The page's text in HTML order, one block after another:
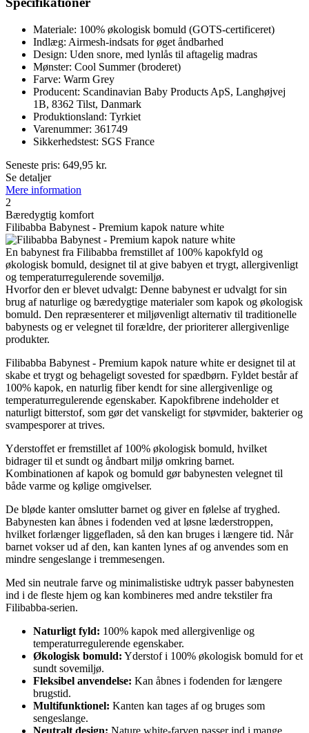
Materiale: 100% økologisk bomuld (GOTS-certificeret)
Indlæg: Airmesh-indsats for øget åndbarhed
Design: Uden snore, med lynlås til aftagelig madras
Mønster: Cool Summer (broderet)
Farve: Warm Grey
Producent: Scandinavian Baby Products ApS, Langhøjvej
1B, 8362 Tilst, Danmark
Produktionsland: Tyrkiet
Varenummer: 361749
Sikkerhedstest: SGS France
Seneste pris: 649,95 kr.
Se detaljer
Mere information
2
Bæredygtig komfort
Filibabba Babynest - Premium kapok nature white
En babynest fra Filibabba fremstillet af 100% kapokfyld og
økologisk bomuld, designet til at give babyen et trygt, allergivenligt
og temperaturregulerende sovemiljø.
Hvorfor den er blevet udvalgt: Denne babynest er udvalgt for sin
brug af naturlige og bæredygtige materialer som kapok og økologisk
bomuld. Den repræsenterer et miljøvenligt alternativ til traditionelle
babynests og er velegnet til forældre, der prioriterer allergivenlige
produkter.
Filibabba Babynest - Premium kapok nature white er designet til at
skabe et trygt og behageligt sovested for spædbørn. Fyldet består af
100% kapok, en naturlig fiber kendt for sine allergivenlige og
temperaturregulerende egenskaber. Kapokfibrene indeholder et
naturligt bitterstof, som gør det vanskeligt for støvmider, bakterier og
svampesporer at trives.
Yderstoffet er fremstillet af 100% økologisk bomuld, hvilket
bidrager til et sundt og åndbart miljø omkring barnet.
Kombinationen af kapok og bomuld gør babynesten velegnet til
både varme og kølige omgivelser.
De bløde kanter omslutter barnet og giver en følelse af tryghed.
Babynesten kan åbnes i fodenden ved at løsne læderstroppen,
hvilket forlænger liggefladen, så den kan bruges i længere tid. Når
barnet vokser ud af den, kan kanten lynes af og anvendes som en
mindre sengeslange i tremmesengen.
Med sin neutrale farve og minimalistiske udtryk passer babynesten
ind i de fleste hjem og kan kombineres med andre tekstiler fra
Filibabba-serien.
Naturligt fyld: 100% kapok med allergivenlige og
temperaturregulerende egenskaber.
Økologisk bomuld: Yderstof i 100% økologisk bomuld for et
sundt sovemiljø.
Fleksibel anvendelse: Kan åbnes i fodenden for længere
brugstid.
Multifunktionel: Kanten kan tages af og bruges som
sengeslange.
Neutralt design: Nature white-farven passer ind i mange